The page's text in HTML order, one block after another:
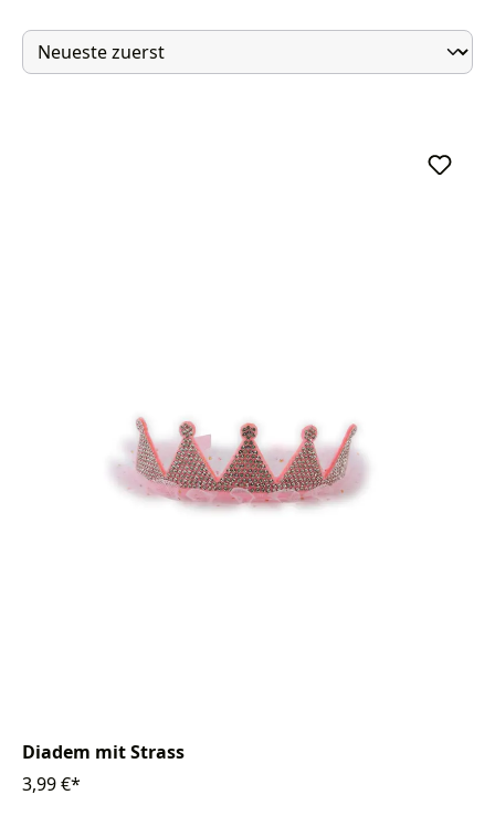
Diadem mit Strass
3,99 €*